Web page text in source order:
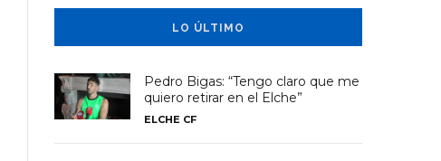
LO ÚLTIMO
Pedro Bigas: “Tengo claro que me
quiero retirar en el Elche”
ELCHE CF